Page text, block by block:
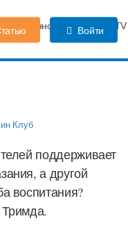
беременности Форум
Войти
Клуб
поддерживает
а другой
воспитания?
Тримда.